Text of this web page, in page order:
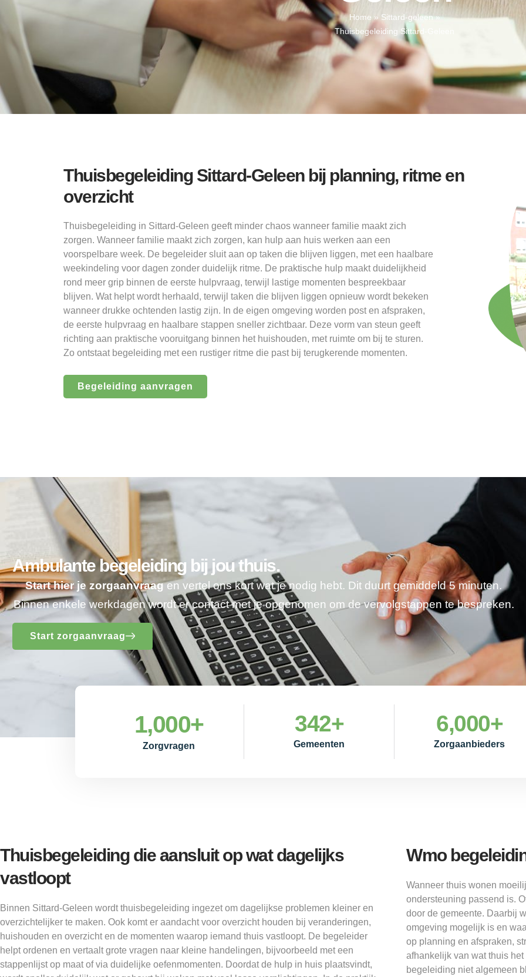
Home » Sittard-geleen»
Thuisbegeleiding Sittard-Geleen
Thuisbegeleiding Sittard-Geleen bij planning, ritme en
overzicht
Thuisbegeleiding in Sittard-Geleen geeft minder chaos wanneer familie maakt zich
zorgen. Wanneer familie maakt zich zorgen, kan hulp aan huis werken aan een
voorspelbare week. De begeleider sluit aan op taken die blijven liggen, met een haalbare
weekindeling voor dagen zonder duidelijk ritme. De praktische hulp maakt duidelijkheid
rond meer grip binnen de eerste hulpvraag, terwijl lastige momenten bespreekbaar
blijven. Wat helpt wordt herhaald, terwijl taken die blijven liggen opnieuw wordt bekeken
wanneer drukke ochtenden lastig zijn. In de eigen omgeving worden post en afspraken,
de eerste hulpvraag en haalbare stappen sneller zichtbaar. Deze vorm van steun geeft
richting aan praktische vooruitgang binnen het huishouden, met ruimte om bij te sturen.
Zo ontstaat begeleiding met een rustiger ritme die past bij terugkerende momenten.
Begeleiding aanvragen
Ambulante begeleiding bij jou thuis.
Start hier je zorgaanvraagen vertel ons kort wat je nodig hebt. Dit duurt gemiddeld 5 minuten.
Binnen enkele werkdagen wordt er contact met je opgenomen om de vervolgstappen te bespreken.
Start zorgaanvraag
Zorgvragen
1,000+
Gemeenten
342+
Zorgaanbieders
6,000+
Thuisbegeleiding die aansluit op wat dagelijks
vastloopt
Binnen Sittard-Geleen wordt thuisbegeleiding ingezet om dagelijkse problemen kleiner en
overzichtelijker te maken. Ook komt er aandacht voor overzicht houden bij veranderingen,
huishouden en overzicht en de momenten waarop iemand thuis vastloopt. De begeleider
helpt ordenen en vertaalt grote vragen naar kleine handelingen, bijvoorbeeld met een
stappenlijst op maat of via duidelijke oefenmomenten. Doordat de hulp in huis plaatsvindt,
Wmo
Wanneer thuis wonen
ondersteuning passend is.
door de gemeente. Daarbij
omgeving mogelijk is en
op planning en afspraken,
afhankelijk van wat thuis
begeleiding niet algemeen